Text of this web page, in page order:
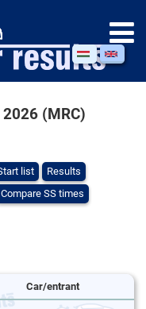
(MRC)
list
Results
Compare SS times
Car/entrant